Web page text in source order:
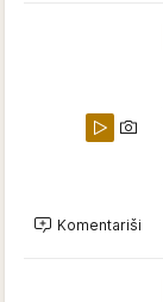
Komentariši